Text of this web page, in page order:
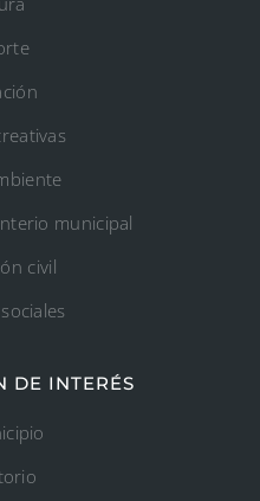
municipal
civil
DE INTERÉS